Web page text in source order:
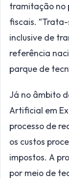
tramitação no
fiscais.
inclusive de
referência
parque de
Já no âmbito
Artificial em
processo de
os custos
impostos. A
por meio de